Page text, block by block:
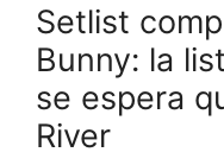
Setlist
Bunny: la
se espera
River